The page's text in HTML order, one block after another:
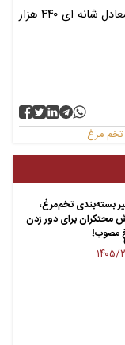
فعلی تخم مرغ در مرغداری را ۲۲۰ هزار تومان معادل شانه ای ۴۴۰ هزار
مرغ
بسته‌بندی تخم‌مرغ،
محتکران برای دور زدن
مصوب!
۲/۹